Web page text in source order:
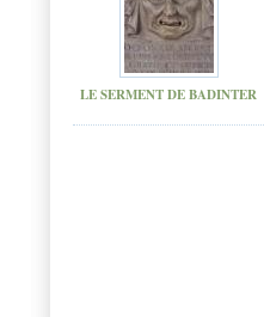
LE SERMENT DE BADINTER